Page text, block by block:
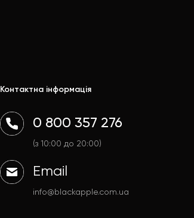
Контактна інформація
0 800 357 276
(з 10:00 до 20:00)
Email
info@blackapple.com.ua